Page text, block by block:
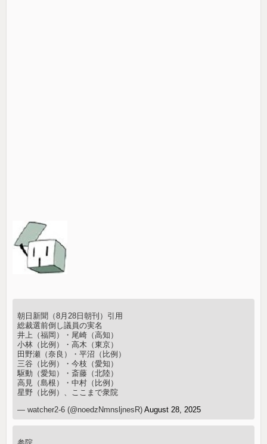
朝日新聞（8月28日朝刊）引用
総裁選前倒し議員の実名
井上（福岡）・尾崎（高知）
小林（比例）・高木（東京）
田野瀬（奈良）・平沼（比例）
三谷（比例）・今枝（愛知）
駆動（愛知）・斎藤（北陸）
高見（島根）・中村（比例）
星野（比例）、ここまで衆院
— watcher2-6 (@noedzNmnsljnesR)August 28, 2025